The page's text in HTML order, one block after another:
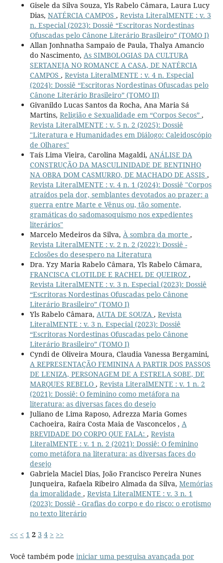
Gisele da Silva Souza, Yls Rabelo Câmara, Laura Lucy
Dias, NATÉRCIA CAMPOS , Revista LiteralMENTE : v. 3
n. Especial (2023): Dossiê “Escritoras Nordestinas
Ofuscadas pelo Cânone Literário Brasileiro” (TOMO I)
Allan Jonhnatha Sampaio de Paula, Thalya Amancio
do Nascimento, As SIMBOLOGIAS DA CULTURA
SERTANEJA NO ROMANCE A CASA, DE NATÉRCIA
CAMPOS , Revista LiteralMENTE : v. 4 n. Especial
(2024): Dossiê “Escritoras Nordestinas Ofuscadas pelo
Cânone Literário Brasileiro” (TOMO II)
Givanildo Lucas Santos da Rocha, Ana Maria Sá
Martins, Religião e Sexualidade em “Corpos Secos” ,
Revista LiteralMENTE : v. 5 n. 2 (2025): Dossiê
"Literatura e Humanidades em Diálogo: Caleidoscópio
de Olhares"
Taís Lima Vieira, Carolina Magaldi, ANÁLISE DA
CONSTRUÇÃO DA MASCULINIDADE DE BENTINHO
NA OBRA DOM CASMURRO, DE MACHADO DE ASSIS ,
Revista LiteralMENTE : v. 4 n. 1 (2024): Dossiê "Corpos
atraídos pela dor, semblantes devotados ao prazer: a
guerra entre Marte e Vênus ou, tão somente,
gramáticas do sadomasoquismo nos expedientes
literários"
Marcelo Medeiros da Silva, À sombra da morte ,
Revista LiteralMENTE : v. 2 n. 2 (2022): Dossiê -
Eclosões do desespero na Literatura
Dra. Yzy Maria Rabelo Câmara, Yls Rabelo Câmara,
FRANCISCA CLOTILDE E RACHEL DE QUEIROZ ,
Revista LiteralMENTE : v. 3 n. Especial (2023): Dossiê
“Escritoras Nordestinas Ofuscadas pelo Cânone
Literário Brasileiro” (TOMO I)
Yls Rabelo Câmara, AUTA DE SOUZA , Revista
LiteralMENTE : v. 3 n. Especial (2023): Dossiê
“Escritoras Nordestinas Ofuscadas pelo Cânone
Literário Brasileiro” (TOMO I)
Cyndi de Oliveira Moura, Claudia Vanessa Bergamini,
A REPRESENTAÇÃO FEMININA A PARTIR DOS PASSOS
DE LENIZA, PERSONAGEM DE A ESTRELA SOBE, DE
MARQUES REBELO , Revista LiteralMENTE : v. 1 n. 2
(2021): Dossiê: O feminino como metáfora na
literatura: as diversas faces do desejo
Juliano de Lima Raposo, Adrezza Maria Gomes
Cachoeira, Raíra Costa Maia de Vasconcelos , A
BREVIDADE DO CORPO QUE FALA: , Revista
LiteralMENTE : v. 1 n. 2 (2021): Dossiê: O feminino
como metáfora na literatura: as diversas faces do
desejo
Gabriela Maciel Dias, João Francisco Pereira Nunes
Junqueira, Rafaela Ribeiro Almada da Silva, Memórias
da imoralidade , Revista LiteralMENTE : v. 3 n. 1
(2023): Dossiê - Grafias do corpo e do risco: o erotismo
no texto literário
<< < 1 2 3 4 > >>
Você também pode iniciar uma pesquisa avançada por